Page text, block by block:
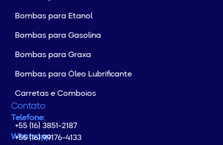
Bombas para Etanol
Bombas para Gasolina
Bombas para Graxa
Bombas para Óleo Lubrificante
Carretas e Comboios
Contato
Telefone:
+55 (16) 3851-2187
Whatsapp:
+55 (16) 99176-4133